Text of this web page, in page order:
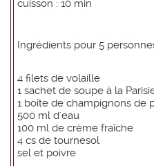
cuisson : 10 min
Ingrédients pour 5
4 filets de volaille
1 sachet de soupe à la
1 boîte de champignons de
500 ml d'eau
100 ml de crème fraîche
4 cs de tournesol
sel et poivre